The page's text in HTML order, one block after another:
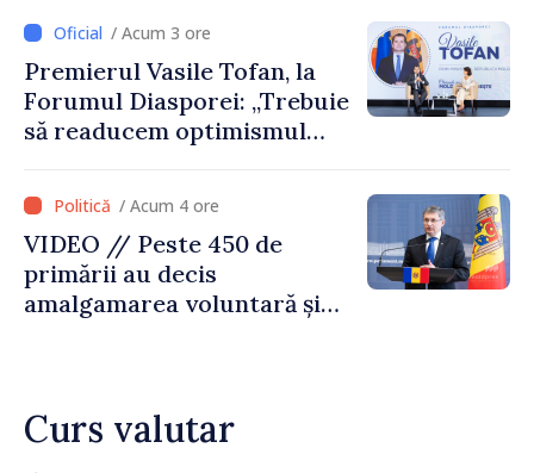
desfășoară lucrări de
reparație/ Acum 3 ore
Premierul Vasile Tofan, la
Forumul Diasporei: „Trebuie
să readucem optimismul
Republica Moldova merge în
direcția corectă”
/ Acum 4 ore
VIDEO // Peste 450 de
primării au decis
amalgamarea voluntară și
depășim blocajele și să dăm o
șansă localităților să se
Curs valutar